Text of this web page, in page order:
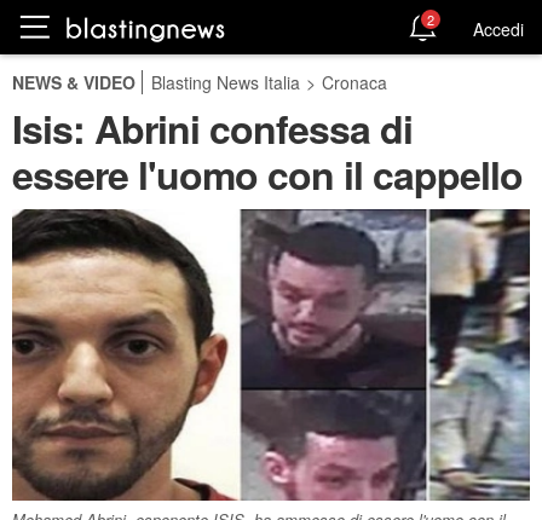
2 Accedi
NEWS & VIDEO Blasting News Italia > Cronaca
Isis: Abrini confessa di
essere l'uomo con il cappello